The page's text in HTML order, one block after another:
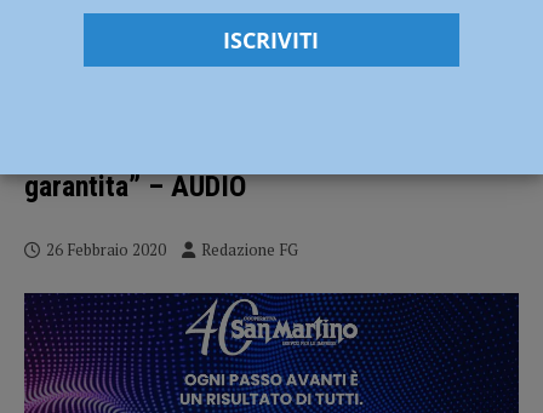
di generi alimentari sarà sempre garantita” – AUDIO
Due nuovi casi a Podenzano, Murelli
garantita” – AUDIO
26 Febbraio 2020 Redazione FG